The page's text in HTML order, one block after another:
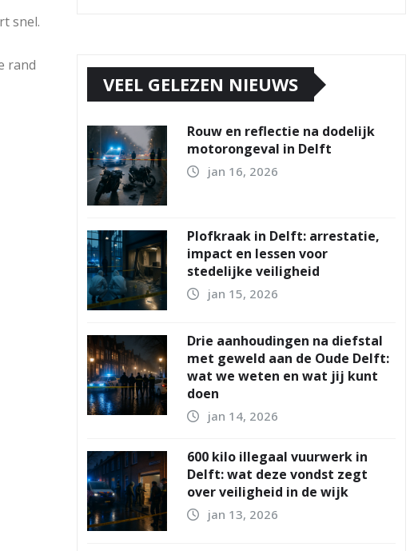
snel.
rand
VEEL GELEZEN NIEUWS
Rouw en reflectie na dodelijk
motorongeval in Delft
jan 16, 2026
Plofkraak in Delft: arrestatie,
impact en lessen voor
stedelijke veiligheid
jan 15, 2026
Drie aanhoudingen na diefstal
met geweld aan de Oude Delft:
wat we weten en wat jij kunt
doen
jan 14, 2026
600 kilo illegaal vuurwerk in
Delft: wat deze vondst zegt
over veiligheid in de wijk
jan 13, 2026